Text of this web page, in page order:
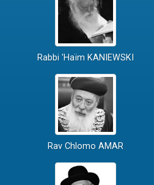
Rabbi 'Haïm KANIEWSKI
Rav Chlomo AMAR